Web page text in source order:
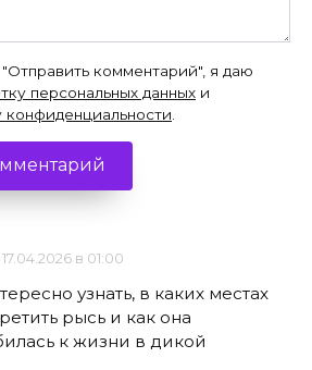
комментарий", я даю
персональных данных и
конфиденциальности
17.04.2026 в 01:00
узнать, в каких местах
рысь и как она
к жизни в дикой